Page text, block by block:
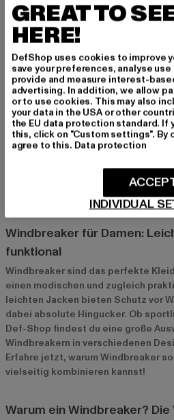
STARTER BLACK LABEL
Ladies Colorblock Halfzip
Derzeitiger Preis: 72,99 EUR
Windbreaker für Damen:
funktional
Windbreaker sind das perfekte
einen modischen und zugleich
leichten Jacken bieten Schutz vor
dabei absolute Hingucker. Ob
Def-Shop findest du eine große
Windbreakern in verschiedenen
Erfahre jetzt, warum Windbreaker
vielseitig kombinieren kannst!
Warum ein Windbreaker?
GREAT TO
HERE!
DefShop uses cookies to improve
save your preferences, analyse
provide and measure interest-
advertising. In addition, we allow
or to use cookies. This may also
your data in the USA or other
the EU data protection standard. If
this, click on "Custom settings". By
agree to this. Data protection
INDIVIDUAL